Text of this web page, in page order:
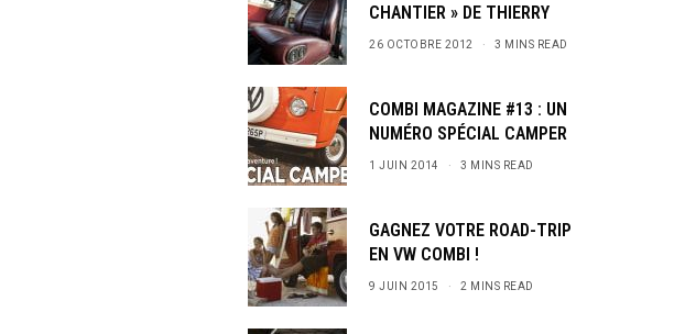
CHANTIER » DE THIERRY
26 OCTOBRE 2012 3 MINS READ
COMBI MAGAZINE #13 : UN
NUMÉRO SPÉCIAL CAMPER
1 JUIN 2014 3 MINS READ
GAGNEZ VOTRE ROAD-TRIP
EN VW COMBI !
9 JUIN 2015 2 MINS READ